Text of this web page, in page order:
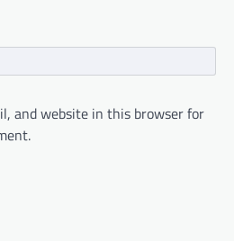
and website in this browser for